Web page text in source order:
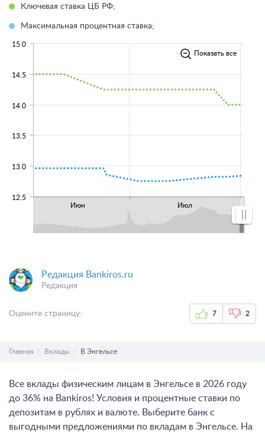
Ключевая ставка ЦБ РФ;
Максимальная процентная ставка;
Июн Июл
12.5
13.0
13.5
14.0
14.5
15.0
Показать все
Редакция Bankiros.ru
Редакция
Оцените страницу: 7 2
Главная Вклады В Энгельсе
Все вклады физическим лицам в Энгельсе в 2026 году
до 36% на Bankiros! Условия и процентные ставки по
депозитам в рублях и валюте. Выберите банк с
выгодными предложениями по вкладам в Энгельсе. На